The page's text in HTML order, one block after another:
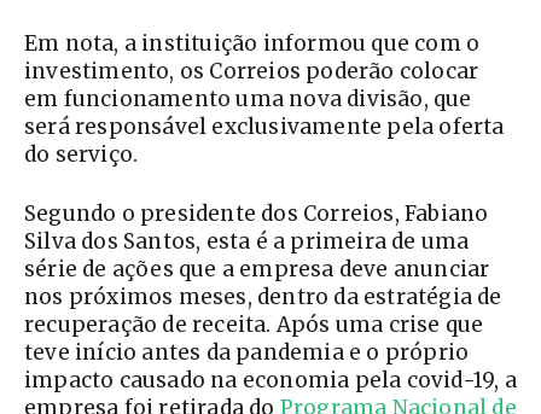
Em nota, a instituição informou que com o
investimento, os Correios poderão colocar
em funcionamento uma nova divisão, que
será responsável exclusivamente pela oferta
do serviço.
Segundo o presidente dos Correios, Fabiano
Silva dos Santos, esta é a primeira de uma
série de ações que a empresa deve anunciar
nos próximos meses, dentro da estratégia de
recuperação de receita. Após uma crise que
teve início antes da pandemia e o próprio
impacto causado na economia pela covid-19, a
empresa foi retirada do Programa Nacional de